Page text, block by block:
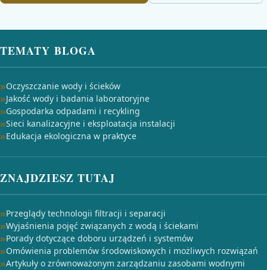
TEMATY BLOGA
Oczyszczanie wody i ścieków
Jakość wody i badania laboratoryjne
Gospodarka odpadami i recykling
Sieci kanalizacyjne i eksploatacja instalacji
Edukacja ekologiczna w praktyce
ZNAJDZIESZ TUTAJ
Przeglądy technologii filtracji i separacji
Wyjaśnienia pojęć związanych z wodą i ściekami
Porady dotyczące doboru urządzeń i systemów
Omówienia problemów środowiskowych i możliwych rozwiązań
Artykuły o zrównoważonym zarządzaniu zasobami wodnymi